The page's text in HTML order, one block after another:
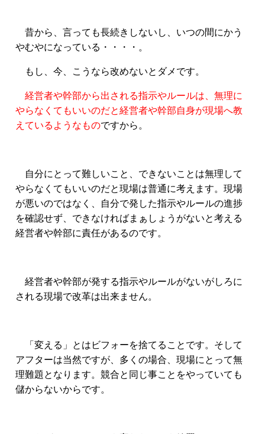
昔から、言っても長続きしないし、いつの間にかう
やむやになっている・・・・。
もし、今、こうなら改めないとダメです。
経営者や幹部から出される指示やルールは、無理に
やらなくてもいいのだと経営者や幹部自身が現場へ教
えているようなものですから。
自分にとって難しいこと、できないことは無理して
やらなくてもいいのだと現場は普通に考えます。現場
が悪いのではなく、自分で発した指示やルールの進捗
を確認せず、できなければまぁしょうがないと考える
経営者や幹部に責任があるのです。
経営者や幹部が発する指示やルールがないがしろに
される現場で改革は出来ません。
「変える」とはビフォーを捨てることです。そして
アフターは当然ですが、多くの場合、現場にとって無
理難題となります。競合と同じ事ことをやっていても
儲からないからです。